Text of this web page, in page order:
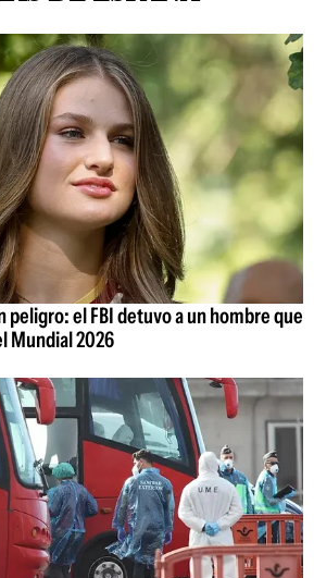
peligro: el FBI detuvo a un hombre que
Mundial 2026